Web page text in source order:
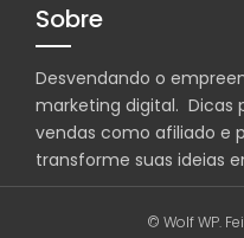
Sobre
Desvendando o
marketing digital. Dicas
vendas como afiliado e
transforme suas ideias
© Wolf WP.